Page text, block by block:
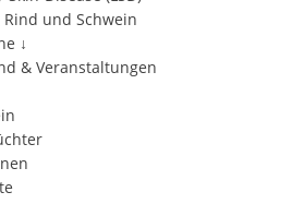
Rind und Schwein
↓
& Veranstaltungen